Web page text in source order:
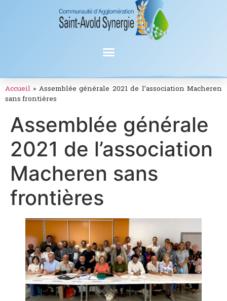
Accueil » Assemblée générale 2021 de l’association Macheren
sans frontières
Assemblée générale
2021 de l’association
Macheren sans
frontières